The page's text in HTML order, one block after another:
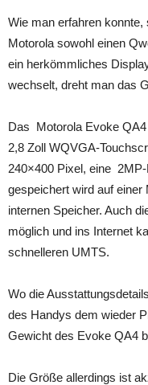
Wie man erfahren
Motorola sowohl einen
ein herkömmliches
wechselt, dreht man das
Das Motorola Evoke
2,8 Zoll WQVGA-
240×400 Pixel, eine
gespeichert wird auf
internen Speicher. Auch
möglich und ins Internet
schnelleren UMTS.
Wo die
des Handys dem wieder
Gewicht des Evoke QA4
Die Größe allerdings ist